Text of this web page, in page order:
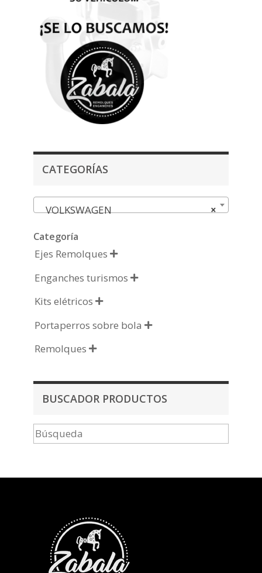
CATEGORÍAS
×
VOLKSWAGEN
Categoría
Ejes Remolques 
Enganches turismos 
Kits elétricos 
Portaperros sobre bola 
Remolques 
BUSCADOR PRODUCTOS